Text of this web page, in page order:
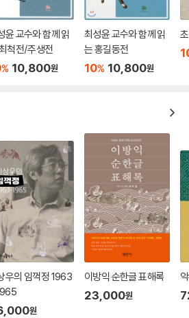
만큼 비중 있는 저술이었다. 경연은 왕의 학
의미를 부여할 수는 없을지도 모르겠다. 왕
어 이 책은 보다 넓은 독자층을 가질 수 있는
가치가 있었다. 서문에서 밝혔듯이 지은이의
있는 수기·치인으로 대치할 수 있고, 왕에
모든 사람에게 통용될 수 있다.
윤 교수와 함께 읽
척전/주생전
% 10,800원
최성윤 교수와 함께 읽
는 홍길동전
10% 10,800원
우의 임꺽정 1963
원
이방익 순한글 표해록
23,000원